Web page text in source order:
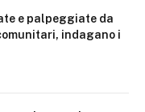
e palpeggiate da
indagano i